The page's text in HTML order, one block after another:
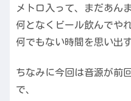
メトロ入って、まだあん
何となくビール飲んでや
何でもない時間を思い出
ちなみに今回は音源が前
で、